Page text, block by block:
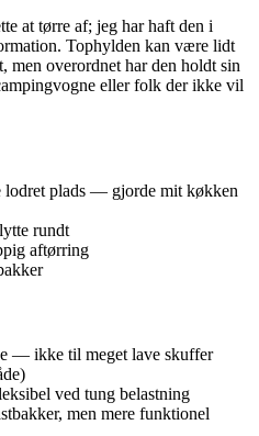
at tørre af; jeg har haft den i
Tophylden kan være lidt
men overordnet har den holdt sin
eller folk der ikke vil
lodret plads — gjorde mit køkken
rundt
aftørring
— ikke til meget lave skuffer
ved tung belastning
men mere funktionel